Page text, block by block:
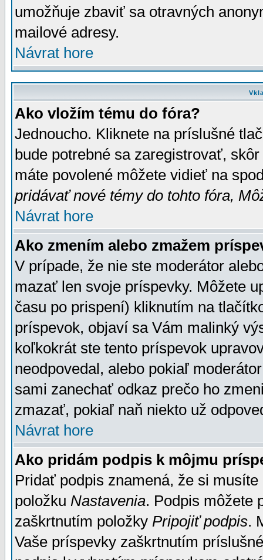
umožňuje zbaviť sa otravných
mailové adresy.
Návrat hore
Ako vložím tému do fóra?
Jednoucho. Kliknete na príslušné
bude potrebné sa zaregistrovať,
máte povolené môžete vidieť na
pridávať nové témy do tohto fóra,
Návrat hore
Ako zmením alebo zmažem
V prípade, že nie ste moderátor
mazať len svoje príspevky. Môžete
času po prispení) kliknutím na
príspevok, objaví sa Vám malinký
koľkokrát ste tento príspevok
neodpovedal, alebo pokiaľ
sami zanechať odkaz prečo ho
zmazať, pokiaľ naň niekto už
Návrat hore
Ako pridám podpis k môjmu
Pridať podpis znamená, že si
položku Nastavenia. Podpis môžete
zaškrtnutím položky Pripojiť podpis.
Vaše príspevky zaškrtnutím